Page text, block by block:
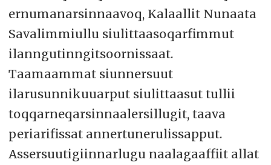
ernumanarsinnaavoq, Kalaallit Nunaata
Savalimmiullu siulittaasoqarfimmut
ilanngutinngitsoornissaat.
Taamaammat siunnersuut
ilarusunnikuuarput siulittaasut tullii
toqqarneqarsinnaalersillugit, taava
periarifissat annertunerulissapput.
Assersuutigiinnarlugu naalagaaffiit allat